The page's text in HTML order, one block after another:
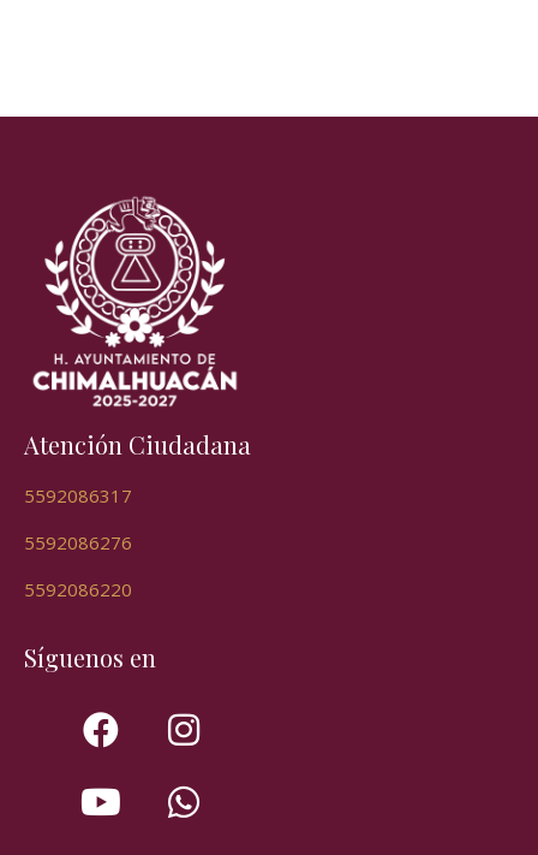
Atención Ciudadana
5592086317
5592086276
5592086220
Síguenos en